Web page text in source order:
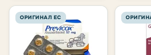
ОРИГИНАЛ ЕС